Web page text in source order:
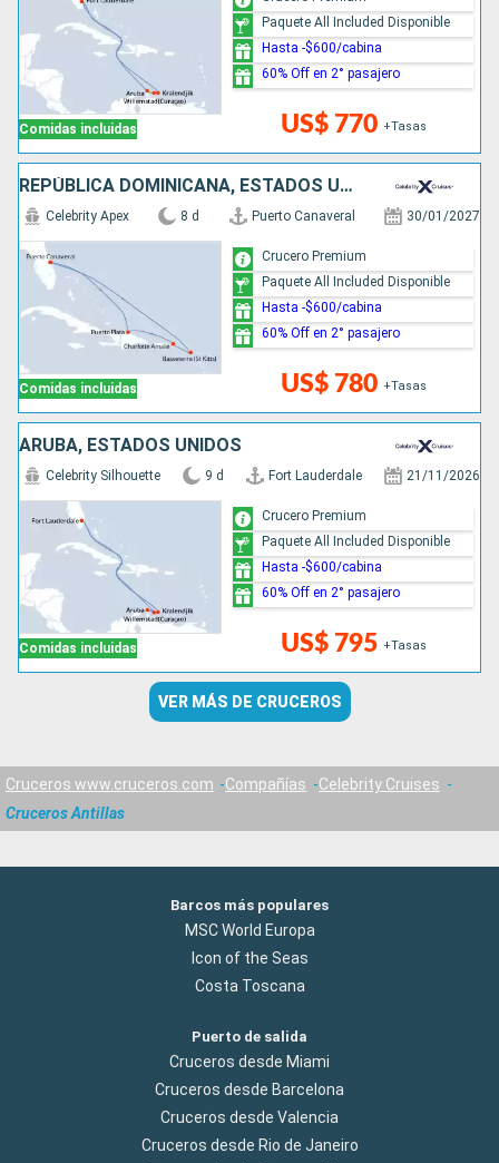
Comidas incluidas US$ 770 +Tasas
Paquete All Included Disponible
Hasta -$600/cabina
60% Off en 2° pasajero
REPÚBLICA DOMINICANA, ESTADOS UNIDOS
Comidas incluidas
Celebrity Apex 8 d Puerto Canaveral 30/01/2027
US$ 780 +Tasas
Crucero Premium
Paquete All Included Disponible
Hasta -$600/cabina
60% Off en 2° pasajero
ARUBA, ESTADOS UNIDOS
Comidas incluidas
Celebrity Silhouette 9 d Fort Lauderdale 21/11/2026
US$ 795 +Tasas
Crucero Premium
Paquete All Included Disponible
Hasta -$600/cabina
60% Off en 2° pasajero
VER MÁS DE CRUCEROS
Cruceros www.cruceros.com Compañías
Celebrity Cruises
Cruceros Antillas
Barcos más populares
MSC World Europa
Icon of the Seas
Costa Toscana
Puerto de salida
Cruceros desde Miami
Cruceros desde Barcelona
Cruceros desde Valencia
Cruceros desde Rio de Janeiro